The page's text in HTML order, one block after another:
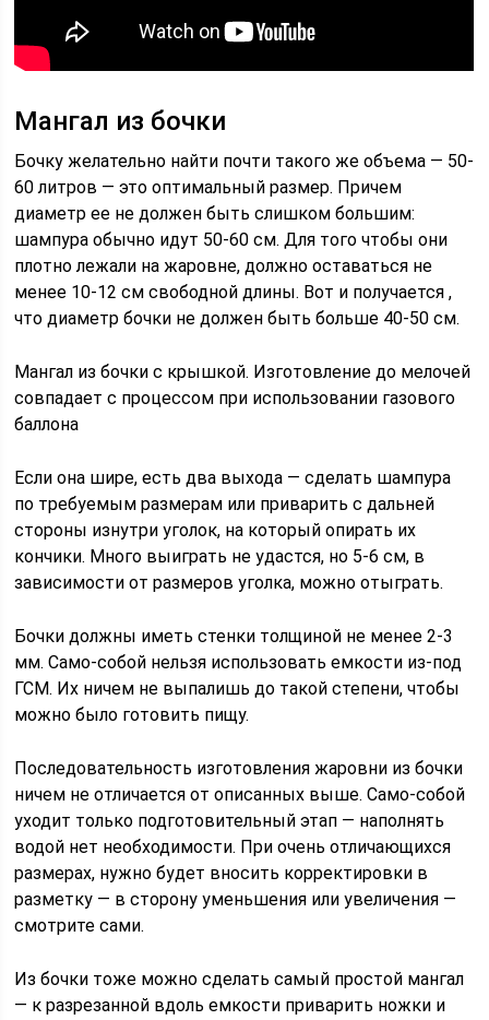
Мангал из бочки
Бочку желательно найти почти такого же объема — 50-
60 литров — это оптимальный размер. Причем
диаметр ее не должен быть слишком большим:
шампура обычно идут 50-60 см. Для того чтобы они
плотно лежали на жаровне, должно оставаться не
менее 10-12 см свободной длины. Вот и получается ,
что диаметр бочки не должен быть больше 40-50 см.
Мангал из бочки с крышкой. Изготовление до мелочей
совпадает с процессом при использовании газового
баллона
Если она шире, есть два выхода — сделать шампура
по требуемым размерам или приварить с дальней
стороны изнутри уголок, на который опирать их
кончики. Много выиграть не удастся, но 5-6 см, в
зависимости от размеров уголка, можно отыграть.
Бочки должны иметь стенки толщиной не менее 2-3
мм. Само-собой нельзя использовать емкости из-под
ГСМ. Их ничем не выпалишь до такой степени, чтобы
можно было готовить пищу.
Последовательность изготовления жаровни из бочки
ничем не отличается от описанных выше. Само-собой
уходит только подготовительный этап — наполнять
водой нет необходимости. При очень отличающихся
размерах, нужно будет вносить корректировки в
разметку — в сторону уменьшения или увеличения —
смотрите сами.
Из бочки тоже можно сделать самый простой мангал
— к разрезанной вдоль емкости приварить ножки и